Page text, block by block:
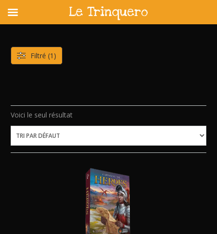
content
Voici le seul résultat
Filtré (1)
Le Trinquero